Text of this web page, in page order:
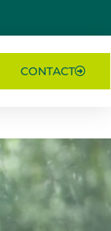
CONTACT